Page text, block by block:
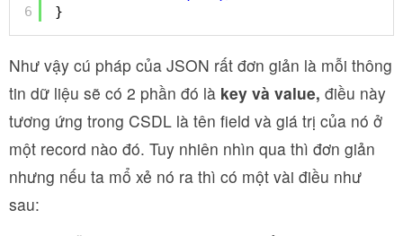
6
}
Như vậy cú pháp của JSON rất đơn giản là mỗi thông
tin dữ liệu sẽ có 2 phần đó là key và value, điều này
tương ứng trong CSDL là tên field và giá trị của nó ở
một record nào đó. Tuy nhiên nhìn qua thì đơn giản
nhưng nếu ta mổ xẻ nó ra thì có một vài điều như
sau: